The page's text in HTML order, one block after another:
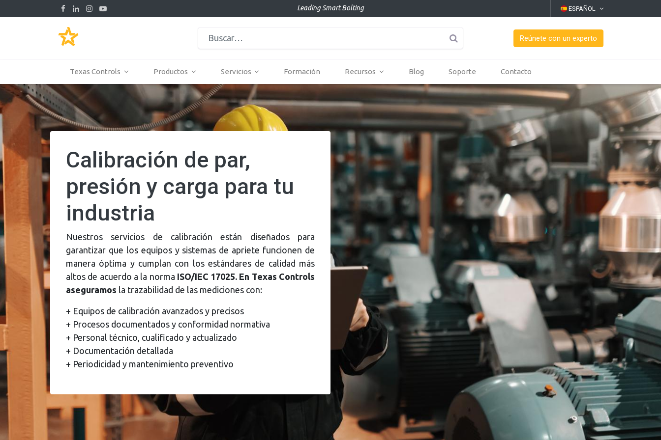
Leading Smart Bolting ESPAÑOL
Reúnete con un experto
Texas Controls Productos Servicios Formación Recursos Blog Soporte Contacto
Calibración de par,
presión y carga para tu
industria
Nuestros servicios de calibración están diseñados para
garantizar que los equipos y sistemas de apriete funcionen de
manera óptima y cumplan con los estándares de calidad más
altos de acuerdo a la norma ISO/IEC 17025. En Texas Controls
aseguramos la trazabilidad de las mediciones con:
+ Equipos de calibración avanzados y precisos
+ Procesos documentados y conformidad normativa
+ Personal técnico, cualificado y actualizado
+ Documentación detallada
+ Periodicidad y mantenimiento preventivo